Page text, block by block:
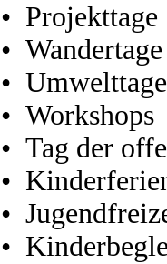
• Projekttage
• Wandertage
• Umwelttage
• Workshops
• Tag der
•
•
•